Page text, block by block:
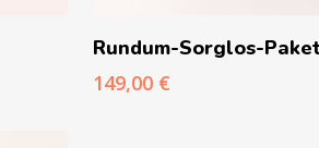
Rundum-Sorglos-
149,00 €